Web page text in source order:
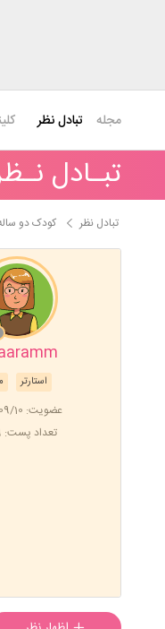
مجله تبادل نظر
تبـادل
تبادل نظر کودک دو
استارتر
عضویت: 1397/09/10
تعداد پست: 3089